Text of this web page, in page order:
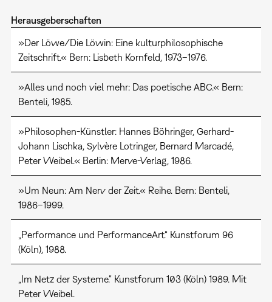
Herausgeberschaften
»Der Löwe/Die Löwin: Eine kulturphilosophische
Zeitschrift.« Bern: Lisbeth Kornfeld, 1973–1976.
»Alles und noch viel mehr: Das poetische ABC.« Bern:
Benteli, 1985.
»Philosophen-Künstler: Hannes Böhringer, Gerhard-
Johann Lischka, Sylvère Lotringer, Bernard Marcadé,
Peter Weibel.« Berlin: Merve-Verlag, 1986.
»Um Neun: Am Nerv der Zeit.« Reihe. Bern: Benteli,
1986–1999.
„Performance und PerformanceArt.“ Kunstforum 96
(Köln), 1988.
„Im Netz der Systeme.“ Kunstforum 103 (Köln) 1989. Mit
Peter Weibel.